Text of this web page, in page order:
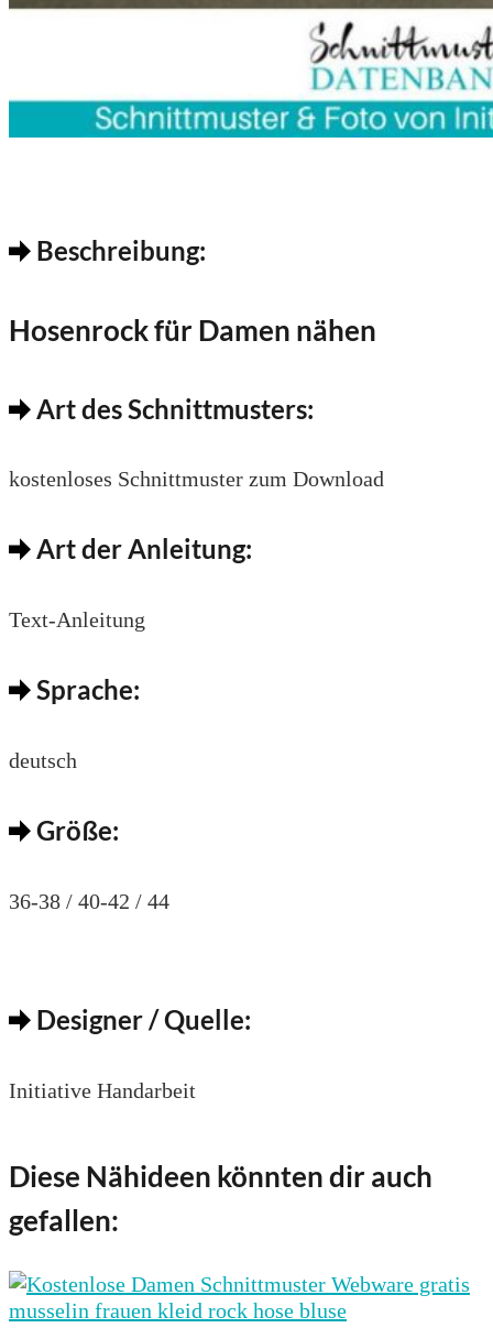
Beschreibung:
Hosenrock für Damen nähen
Art des Schnittmusters:
kostenloses Schnittmuster zum Download
Art der Anleitung:
Text-Anleitung
Sprache:
deutsch
Größe:
36-38 / 40-42 / 44
Designer / Quelle:
Initiative Handarbeit
Diese Nähideen könnten dir auch
gefallen: